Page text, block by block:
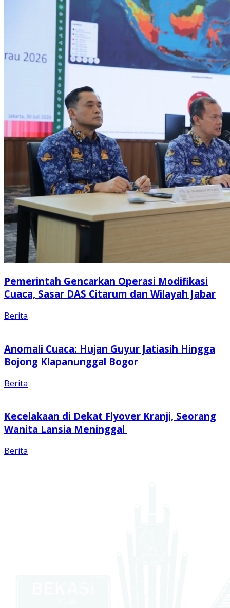
Pemerintah Gencarkan Operasi Modifikasi
Cuaca, Sasar DAS Citarum dan Wilayah Jabar
Berita
Anomali Cuaca: Hujan Guyur Jatiasih Hingga
Bojong Klapanunggal Bogor
Berita
Kecelakaan di Dekat Flyover Kranji, Seorang
Wanita Lansia Meninggal
Berita